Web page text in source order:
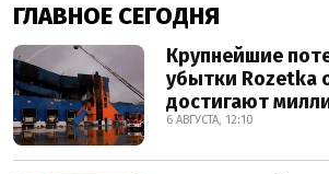
ГЛАВНОЕ СЕГОДНЯ
Крупнейшие
убытки Rozetka
достигают
6 АВГУСТА, 12:10